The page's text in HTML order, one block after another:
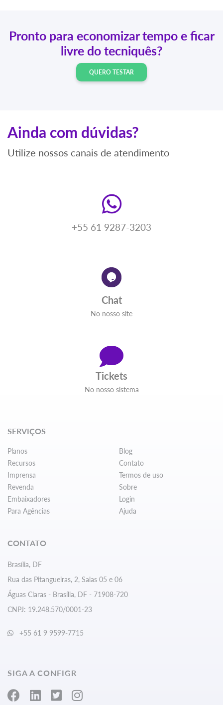
Pronto para economizar tempo e ficar
livre do tecniquês?
QUERO TESTAR
Ainda com dúvidas?
Utilize nossos canais de atendimento
+55 61 9287-3203
Chat
No nosso site
Tickets
No nosso sistema
SERVIÇOS
Planos
Recursos
Imprensa
Revenda
Embaixadores
Para Agências
Blog
Contato
Termos de uso
Sobre
Login
Ajuda
CONTATO
Brasília, DF
Rua das Pitangueiras, 2, Salas 05 e 06
Águas Claras - Brasília, DF - 71908-720
CNPJ: 19.248.570/0001-23
+55 61 9 9599-7715
SIGA A CONFIGR